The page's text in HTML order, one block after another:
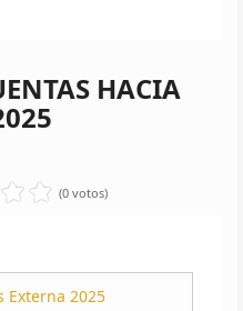
HACIA
(0 votos)
Externa 2025